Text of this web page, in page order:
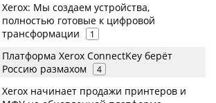
Xerox: Мы создаем устройства,
полностью готовые к цифровой
трансформации
1
Платформа Xerox ConnectKey берёт
Россию размахом
4
Xerox начинает продажи принтеров и